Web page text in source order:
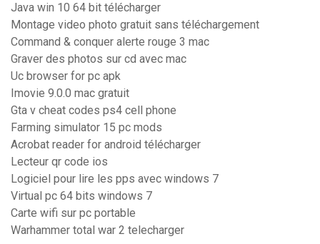
Java win 10 64 bit télécharger
Montage video photo gratuit sans téléchargement
Command & conquer alerte rouge 3 mac
Graver des photos sur cd avec mac
Uc browser for pc apk
Imovie 9.0.0 mac gratuit
Gta v cheat codes ps4 cell phone
Farming simulator 15 pc mods
Acrobat reader for android télécharger
Lecteur qr code ios
Logiciel pour lire les pps avec windows 7
Virtual pc 64 bits windows 7
Carte wifi sur pc portable
Warhammer total war 2 telecharger